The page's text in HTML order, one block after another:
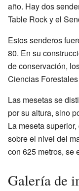
año. Hay dos
Table Rock y el
Estos senderos
80. En su
de conservación,
Ciencias
Las mesetas se
por su altura, sino
La meseta
sobre el nivel del
con 625 metros, se
Galería de